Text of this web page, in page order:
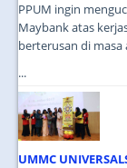
PPUM ingin
Maybank atas
berterusan di masa
...
UMMC